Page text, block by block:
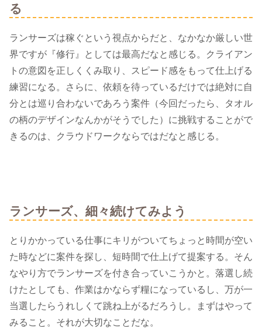
る
ランサーズは稼ぐという視点からだと、なかなか厳しい世
界ですが『修行』としては最高だなと感じる。クライアン
トの意図を正しくくみ取り、スピード感をもって仕上げる
練習になる。さらに、依頼を待っているだけでは絶対に自
分とは巡り合わないであろう案件（今回だったら、タオル
の柄のデザインなんかがそうでした）に挑戦することがで
きるのは、クラウドワークならではだなと感じる。
ランサーズ、細々続けてみよう
とりかかっている仕事にキリがついてちょっと時間が空い
た時などに案件を探し、短時間で仕上げて提案する。そん
なやり方でランサーズを付き合っていこうかと。落選し続
けたとしても、作業はかならず糧になっているし、万が一
当選したらうれしくて跳ね上がるだろうし。まずはやって
みること。それが大切なことだな。